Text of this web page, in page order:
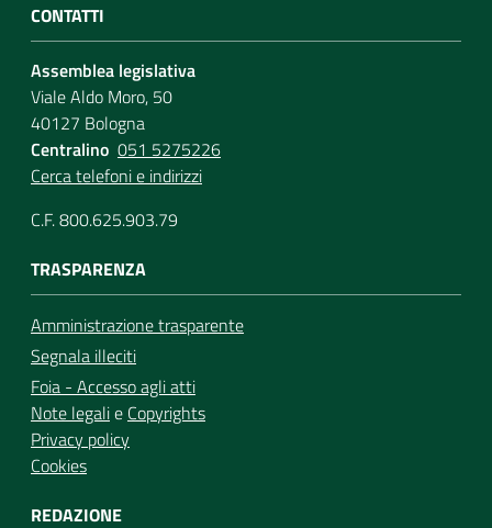
CONTATTI
Assemblea legislativa
Viale Aldo Moro, 50
40127 Bologna
Centralino 051 5275226
Cerca telefoni e indirizzi
C.F. 800.625.903.79
TRASPARENZA
Amministrazione trasparente
Segnala illeciti
Foia - Accesso agli atti
Note legalie Copyrights
Privacy policy
Cookies
REDAZIONE